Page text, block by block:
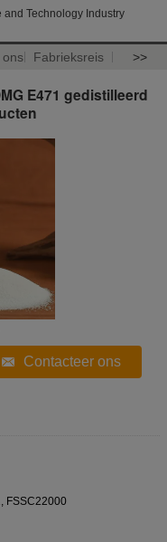
Technology Industry
ons Fabrieksreis >>
E471 gedistilleerd
Contacteer ons
FSSC22000